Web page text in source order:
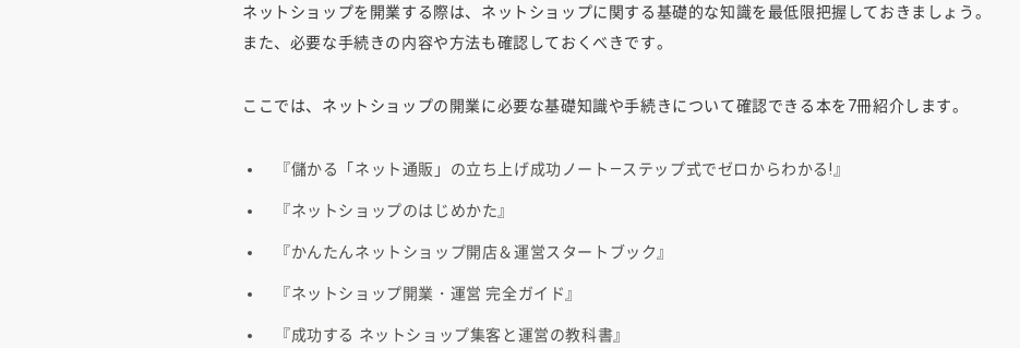
ネットショップを開業する際は、ネットショップに関する基礎的な知識を最低限把握しておきましょう。
また、必要な手続きの内容や方法も確認しておくべきです。
ここでは、ネットショップの開業に必要な基礎知識や手続きについて確認できる本を7冊紹介します。
『儲かる「ネット通販」の立ち上げ成功ノート―ステップ式でゼロからわかる!』
『ネットショップのはじめかた』
『かんたんネットショップ開店＆運営スタートブック』
『ネットショップ開業・運営 完全ガイド』
『成功する ネットショップ集客と運営の教科書』